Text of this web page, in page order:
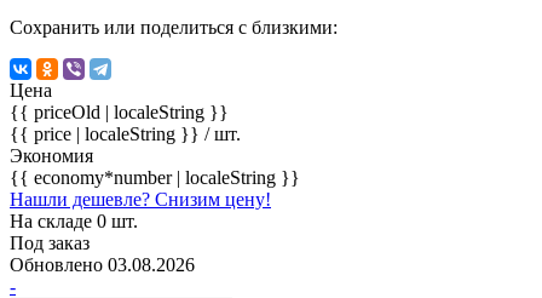
Сохранить или поделиться с близкими:
Цена
{{ priceOld | localeString }}
{{ price | localeString }} / шт.
Экономия
{{ economy*number | localeString }}
Нашли дешевле? Снизим цену!
На складе 0 шт.
Под заказ
Обновлено 03.08.2026
-